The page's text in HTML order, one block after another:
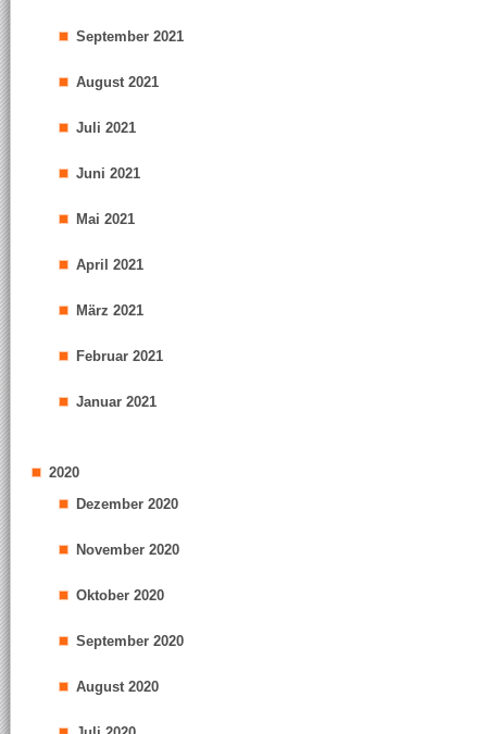
September 2021
August 2021
Juli 2021
Juni 2021
Mai 2021
April 2021
März 2021
Februar 2021
Januar 2021
2020
Dezember 2020
November 2020
Oktober 2020
September 2020
August 2020